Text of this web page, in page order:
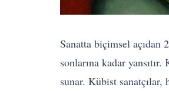
Sanatta biçimsel açıdan
sonlarına kadar
sunar. Kübist